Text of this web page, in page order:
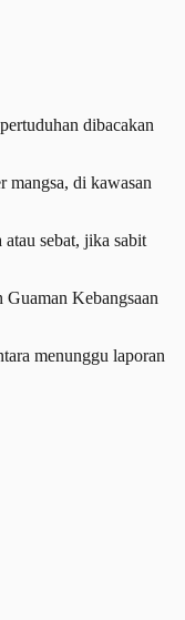
dibacakan
mangsa, di kawasan
sebat, jika sabit
Kebangsaan
menunggu laporan